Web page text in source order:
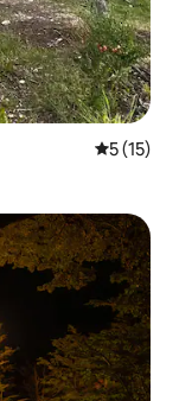
5 (15)